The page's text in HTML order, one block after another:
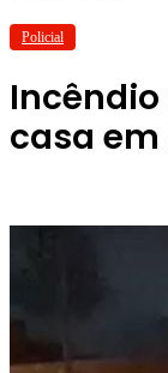
Policial
casa em